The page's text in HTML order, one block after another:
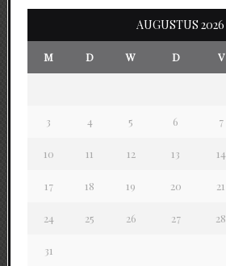
AUGUSTUS 2026
M D W D V
3 4 5 6 7
10 11 12 13 14
17 18 19 20 21
24 25 26 27 28
31